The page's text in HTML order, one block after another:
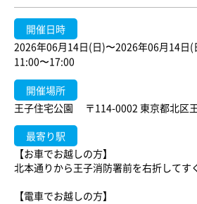
開催日時
2026年06月14日(日)〜2026年06月14日(
11:00〜17:00
開催場所
王子住宅公園 〒114-0002 東京都北区
最寄り駅
【お車でお越しの方】
北本通りから王子消防署前を右折してす
【電車でお越しの方】